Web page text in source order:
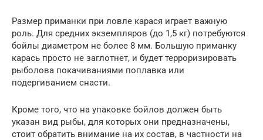
Размер приманки при ловле карася играет важную
роль. Для средних экземпляров (до 1,5 кг) потребуются
бойлы диаметром не более 8 мм. Большую приманку
карась просто не заглотнет, и будет терроризировать
рыболова покачиваниями поплавка или
подергиванием снасти.
Кроме того, что на упаковке бойлов должен быть
указан вид рыбы, для которых они предназначены,
стоит обратить внимание на их состав, в частности на